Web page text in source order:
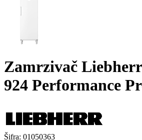
Zamrzivač
924 Performance
Šifra: 01050363